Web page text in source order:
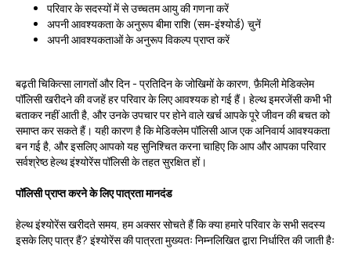
परिवार के सदस्यों में से उच्चतम आयु की गणना करें
अपनी आवश्यकता के अनुरूप बीमा राशि (सम-इंश्योर्ड) चुनें
अपनी आवश्यकताओं के अनुरूप विकल्प प्राप्त करें
बढ़ती चिकित्सा लागतों और दिन - प्रतिदिन के जोखिमों के कारण, फ़ैमिली मेडिक्लेम
पॉलिसी खरीदने की वजहें हर परिवार के लिए आवश्यक हो गई हैं। हेल्थ इमरजेंसी कभी भी
बताकर नहीं आती है, और उनके उपचार पर होने वाले खर्च आपके पूरे जीवन की बचत को
समाप्त कर सकते हैं। यही कारण है कि मेडिक्लेम पॉलिसी आज एक अनिवार्य आवश्यकता
बन गई है, और इसलिए आपको यह सुनिश्चित करना चाहिए कि आप और आपका परिवार
सर्वश्रेष्ठ हेल्थ इंश्योरेंस पॉलिसी के तहत सुरक्षित हों।
पॉलिसी प्राप्त करने के लिए पात्रता मानदंड
हेल्थ इंश्योरेंस खरीदते समय, हम अक्सर सोचते हैं कि क्या हमारे परिवार के सभी सदस्य
इसके लिए पात्र हैं? इंश्योरेंस की पात्रता मुख्यतः निम्नलिखित द्वारा निर्धारित की जाती हैः